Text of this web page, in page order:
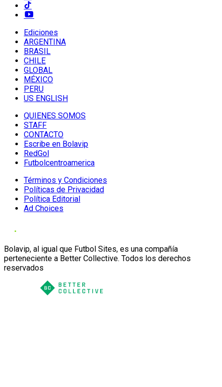
Ediciones
ARGENTINA
BRASIL
CHILE
GLOBAL
MÉXICO
PERU
US ENGLISH
QUIENES SOMOS
STAFF
CONTACTO
Escribe en Bolavip
RedGol
Futbolcentroamerica
Términos y Condiciones
Políticas de Privacidad
Política Editorial
Ad Choices
Bolavip, al igual que Futbol Sites, es una compañía
perteneciente a Better Collective. Todos los derechos
reservados